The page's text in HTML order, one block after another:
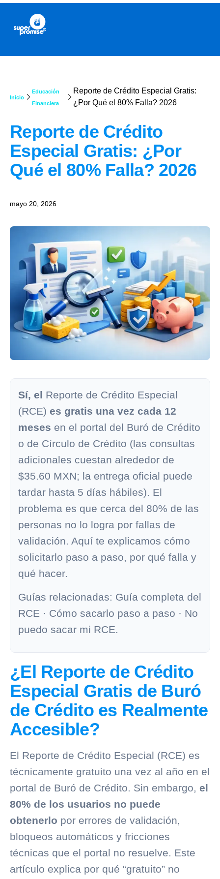
Inicio
Educación
Financiera
Reporte de Crédito Especial Gratis:
¿Por Qué el 80% Falla? 2026
Reporte de Crédito
Especial Gratis: ¿Por
Qué el 80% Falla? 2026
mayo 20, 2026
Sí, el Reporte de Crédito Especial
(RCE) es gratis una vez cada 12
meses en el portal del Buró de Crédito
o de Círculo de Crédito (las consultas
adicionales cuestan alrededor de
$35.60 MXN; la entrega oficial puede
tardar hasta 5 días hábiles). El
problema es que cerca del 80% de las
personas no lo logra por fallas de
validación. Aquí te explicamos cómo
solicitarlo paso a paso, por qué falla y
qué hacer.
Guías relacionadas: Guía completa del
RCE · Cómo sacarlo paso a paso · No
puedo sacar mi RCE.
¿El Reporte de Crédito
Especial Gratis de Buró
de Crédito es Realmente
Accesible?
El Reporte de Crédito Especial (RCE) es
técnicamente gratuito una vez al año en el
portal de Buró de Crédito. Sin embargo, el
80% de los usuarios no puede
obtenerlo por errores de validación,
bloqueos automáticos y fricciones
técnicas que el portal no resuelve. Este
artículo explica por qué “gratuito” no